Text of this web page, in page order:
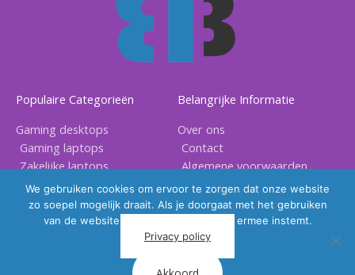
Populaire Categorieën
Gaming desktops
Gaming laptops
Zakelijke laptops
Gaming accessoires
Belangrijke Informatie
Over ons
Contact
Algemene voorwaarden
Privacy voorwaarden
We gebruiken cookies om ervoor te zorgen dat onze website
zo soepel mogelijk draait. Als je doorgaat met het gebruiken
van de website, gaan we er vanuit dat ermee instemt.
Privacy policy